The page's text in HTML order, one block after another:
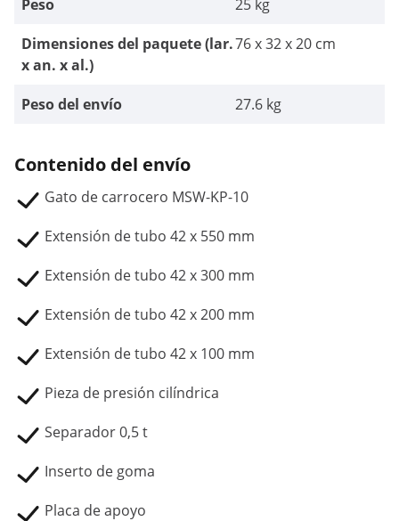
Peso
25 kg
Dimensiones del paquete (lar.
x an. x al.)
76 x 32 x 20 cm
Peso del envío 27.6 kg
Contenido del envío
Gato de carrocero MSW-KP-10
Extensión de tubo 42 x 550 mm
Extensión de tubo 42 x 300 mm
Extensión de tubo 42 x 200 mm
Extensión de tubo 42 x 100 mm
Pieza de presión cilíndrica
Separador 0,5 t
Inserto de goma
Placa de apoyo